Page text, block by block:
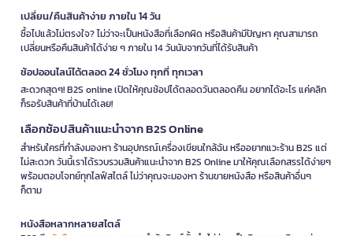
เปลี่ยน/คืนสินค้าง่าย ภายใน 14 วัน
ซื้อไปแล้วไม่ตรงใจ? ไม่ว่าจะเป็นหนังสือที่เลือกผิด หรือสินค้ามีปัญหา คุณสามารถ
เปลี่ยนหรือคืนสินค้าได้ง่าย ๆ ภายใน 14 วันนับจากวันที่ได้รับสินค้า
ช้อปออนไลน์ได้ตลอด 24 ชั่วโมง ทุกที่ ทุกเวลา
สะดวกสุดๆ! B2S online เปิดให้คุณช้อปได้ตลอดวันตลอดคืน อยากได้อะไร แค่คลิก
ก็รอรับสินค้าที่บ้านได้เลย!
เลือกช้อปสินค้าแนะนำจาก B2S Online
สำหรับใครที่กำลังมองหา ร้านอุปกรณ์เครื่องเขียนใกล้ฉัน หรืออยากแวะร้าน B2S แต่
ไม่สะดวก วันนี้เราได้รวบรวมสินค้าแนะนำจาก B2S Online มาให้คุณเลือกสรรได้ง่ายๆ
พร้อมตอบโจทย์ทุกไลฟ์สไตล์ ไม่ว่าคุณจะมองหา ร้านขายหนังสือ หรือสินค้าอื่นๆ
ก็ตาม
หนังสือหลากหลายสไตล์